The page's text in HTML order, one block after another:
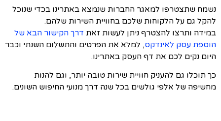
נשמח שתצטרפו למאגר החברות שנמצא באתרינו בכדי שנוכל
להקל גם על הלקוחות שלכם בחוויית השירות שלהם.
במידה ותרצו להצטרף ניתן לעשות זאת דרך הקישור הבא של
הוספת עסק לאינדקס, למלא את הפרטים והתשלום השנתי וכבר
היום נקים לכם את דף העסק באתרינו.
כך תוכלו גם להעניק חוויית שירות טובה יותר, וגם להנות
מחשיפה של אלפי גולשים בכל שנה דרך מנועי החיפוש השונים.